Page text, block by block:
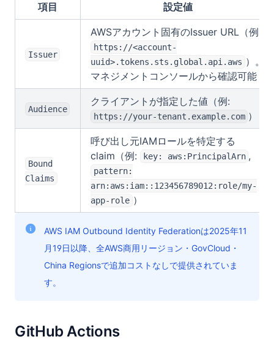
項目 設定値
Issuer
AWSアカウント固有のIssuer URL（例:
https://<account-
uuid>.tokens.sts.global.api.aws ）。
マネジメントコンソールから確認可能
Audience
クライアントが指定した値（例:
https://your-tenant.example.com ）
Bound
Claims
呼び出し元IAMロールを特定する
claim（例:
key: aws:PrincipalArn ,
pattern:
arn:aws:iam::123456789012:role/my-
app-role ）
AWS IAM Outbound Identity Federationは2025年11
月19日以降、全AWS商用リージョン・GovCloud・
China Regionsで追加コストなしで提供されていま
す。
GitHub Actions